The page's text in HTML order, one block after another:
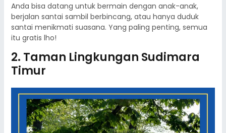
Anda bisa datang untuk bermain dengan anak-anak,
berjalan santai sambil berbincang, atau hanya duduk
santai menikmati suasana. Yang paling penting, semua
itu gratis lho!
2. Taman Lingkungan Sudimara
Timur